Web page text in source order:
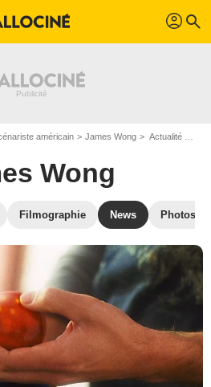
profil search
américain James Wong Actualité James Wong
Wong
Filmographie News Photos